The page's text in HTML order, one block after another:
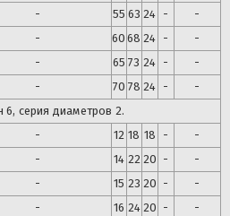
- 55 63 24 -
-
- 60 68 24 -
-
- 65 73 24 -
-
- 70 78 24 -
-
6, серия диаметров 2.
- 12 18 18 -
-
- 14 22 20 -
-
- 15 23 20 -
-
- 16 24 20 -
-